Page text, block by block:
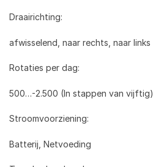
Draairichting:
afwisselend, naar rechts, naar links
Rotaties per dag:
500…-2.500 (In stappen van vijftig)
Stroomvoorziening:
Batterij, Netvoeding